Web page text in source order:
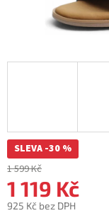
SLEVA -30 %
1 599 Kč
1 119 Kč
925 Kč bez DPH